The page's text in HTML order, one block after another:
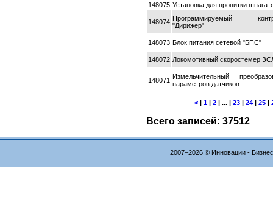
148075 Установка для пропитки
148074 Программируемый
"Дирижер"
148073 Блок питания сетевой "БПС"
148072 Локомотивный скоростемер
148071 Измельчительный
параметров датчиков
< 1 2 | ... | 23 24 25
Всего записей: 37512
2007–2026 © Инновации -